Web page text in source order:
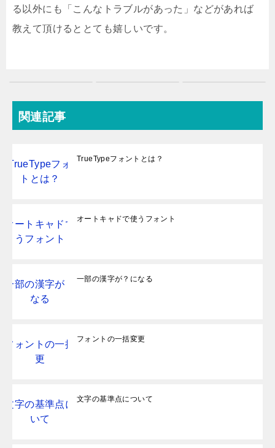
る以外にも「こんなトラブルがあった」などがあれば
教えて頂けるととても嬉しいです。
関連記事
TrueTypeフォントとは？
オートキャドで使うフォント
一部の漢字が？になる
フォントの一括変更
文字の基準点について